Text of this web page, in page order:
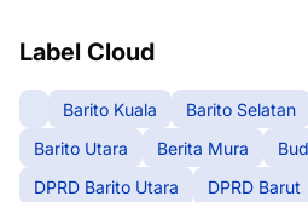
Label Cloud
Barito Kuala Barito Selatan
Barito Utara
Berita Mura
DPRD Barito Utara
DPRD Barut